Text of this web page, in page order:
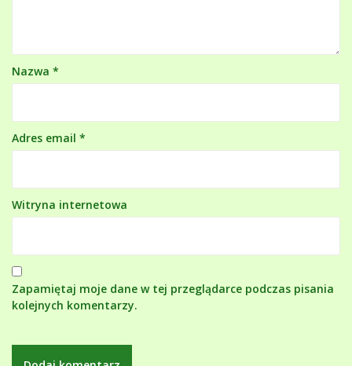
Nazwa *
Adres email *
Witryna internetowa
Zapamiętaj moje dane w tej przeglądarce podczas pisania
kolejnych komentarzy.